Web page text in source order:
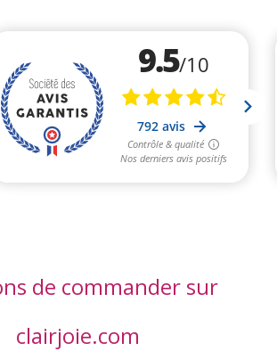
de commander sur
clairjoie.com